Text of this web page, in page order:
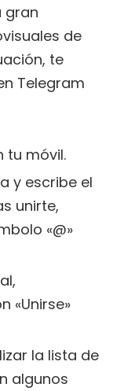
gran
de
te
Telegram
tu móvil.
y escribe el
unirte,
«@»
«Unirse»
la lista de
algunos